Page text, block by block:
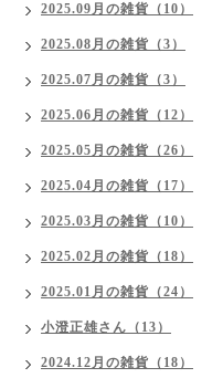
2025.09月の雑貨（10）
2025.08月の雑貨（3）
2025.07月の雑貨（3）
2025.06月の雑貨（12）
2025.05月の雑貨（26）
2025.04月の雑貨（17）
2025.03月の雑貨（10）
2025.02月の雑貨（18）
2025.01月の雑貨（24）
小澄正雄さん（13）
2024.12月の雑貨（18）